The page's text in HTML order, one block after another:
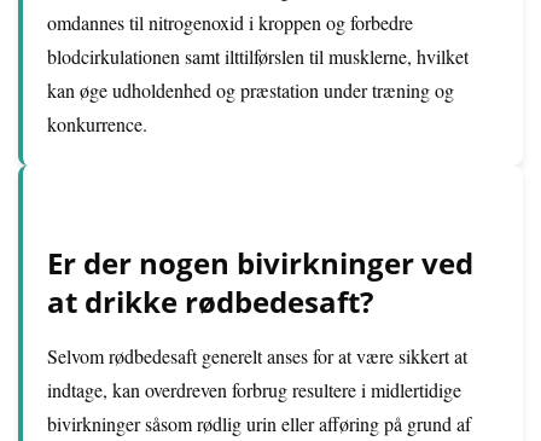
omdannes til nitrogenoxid i kroppen og forbedre
blodcirkulationen samt ilttilførslen til musklerne, hvilket
kan øge udholdenhed og præstation under træning og
konkurrence.
Er der nogen bivirkninger ved
at drikke rødbedesaft?
Selvom rødbedesaft generelt anses for at være sikkert at
indtage, kan overdreven forbrug resultere i midlertidige
bivirkninger såsom rødlig urin eller afføring på grund af